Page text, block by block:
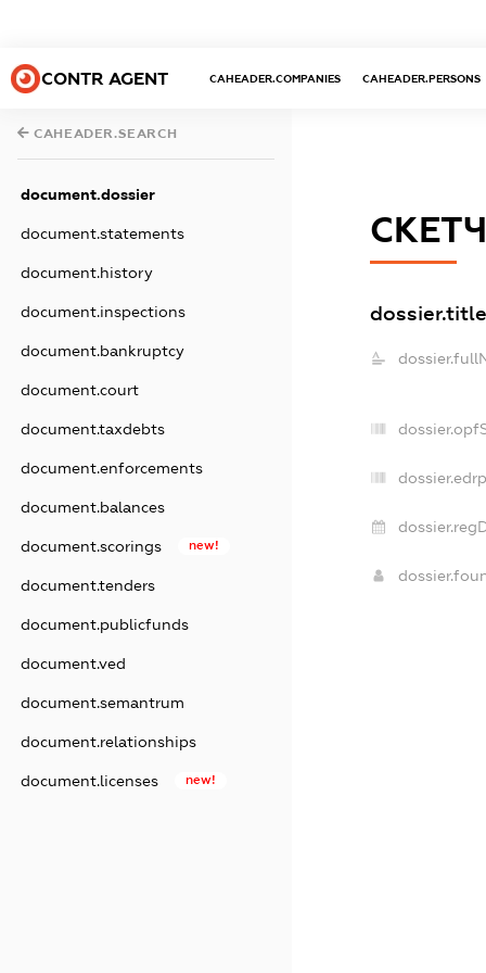
CONTR AGENT CAHEADER.COMPANIES CAHEADER.PERSONS
CAHEADER.SEARCH
document.dossier
document.statements
document.history
document.inspections
document.bankruptcy
document.court
document.taxdebts
document.enforcements
document.balances
document.scorings new!
document.tenders
document.publicfunds
document.ved
document.semantrum
document.relationships
document.licenses new!
СКЕТЧ
dossier.title